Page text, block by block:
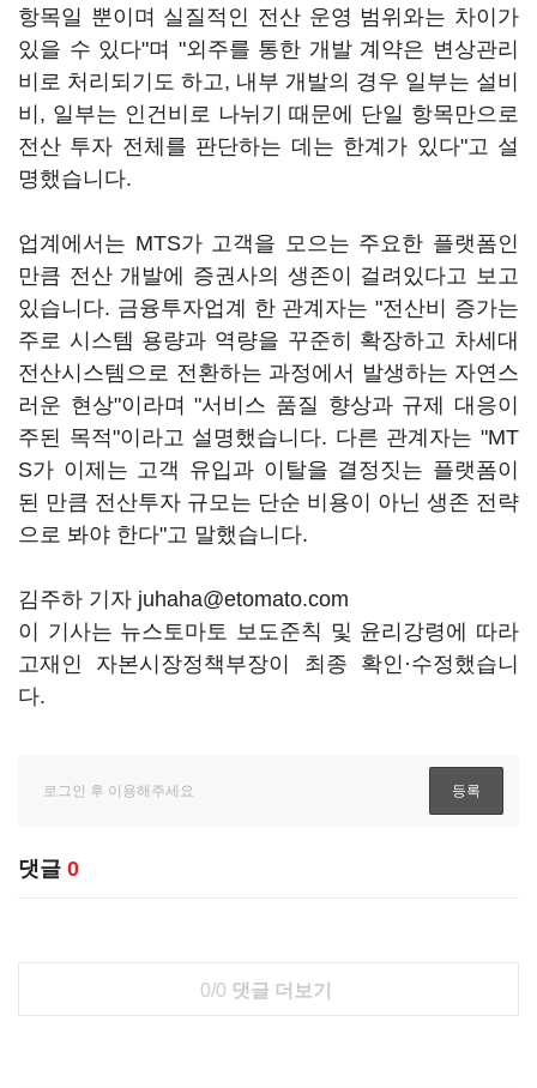
항목일 뿐이며 실질적인 전산 운영 범위와는 차이가
있을 수 있다"며 "외주를 통한 개발 계약은 변상관리
비로 처리되기도 하고, 내부 개발의 경우 일부는 설비
비, 일부는 인건비로 나뉘기 때문에 단일 항목만으로
전산 투자 전체를 판단하는 데는 한계가 있다"고 설
명했습니다.
업계에서는 MTS가 고객을 모으는 주요한 플랫폼인
만큼 전산 개발에 증권사의 생존이 걸려있다고 보고
있습니다. 금융투자업계 한 관계자는 "전산비 증가는
주로 시스템 용량과 역량을 꾸준히 확장하고 차세대
전산시스템으로 전환하는 과정에서 발생하는 자연스
러운 현상"이라며 "서비스 품질 향상과 규제 대응이
주된 목적"이라고 설명했습니다. 다른 관계자는 "MT
S가 이제는 고객 유입과 이탈을 결정짓는 플랫폼이
된 만큼 전산투자 규모는 단순 비용이 아닌 생존 전략
으로 봐야 한다"고 말했습니다.
김주하 기자 juhaha@etomato.com
이 기사는 뉴스토마토 보도준칙 및 윤리강령에 따라
고재인 자본시장정책부장이 최종 확인·수정했습니
다.
댓글 0
0/0 댓글 더보기